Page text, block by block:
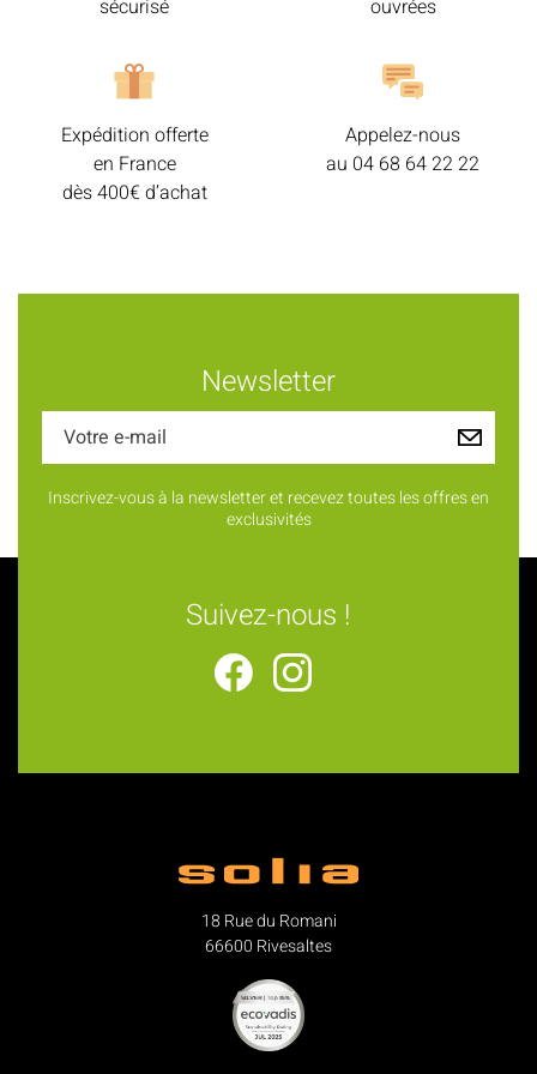
sécurisé
ouvrées
Expédition offerte
en France
dès 400€ d’achat
Appelez-nous
au 04 68 64 22 22
Newsletter
Inscrivez-vous à la newsletter et recevez toutes les offres en
exclusivités
Suivez-nous !
18 Rue du Romani
66600 Rivesaltes